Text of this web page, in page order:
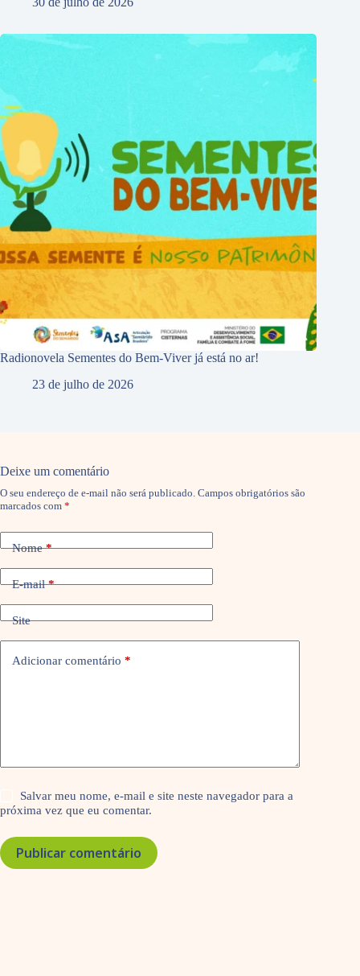
Radionovela Sementes do Bem-Viver já está no ar!
23 de julho de 2026
Deixe um comentário
O seu endereço de e-mail não será publicado. Campos obrigatórios são
marcados com *
Nome*
E-mail*
Site
Adicionar comentário *
Salvar meu nome, e-mail e site neste navegador para a
próxima vez que eu comentar.
Publicar comentário